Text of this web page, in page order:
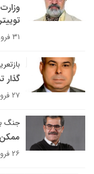
۳۱ فروردین ۱۴۰۵
گذار
۲۷ فروردین ۱۴۰۵
جنگ
۲۶ فروردین ۱۴۰۵